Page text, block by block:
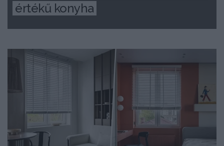
értékű konyha